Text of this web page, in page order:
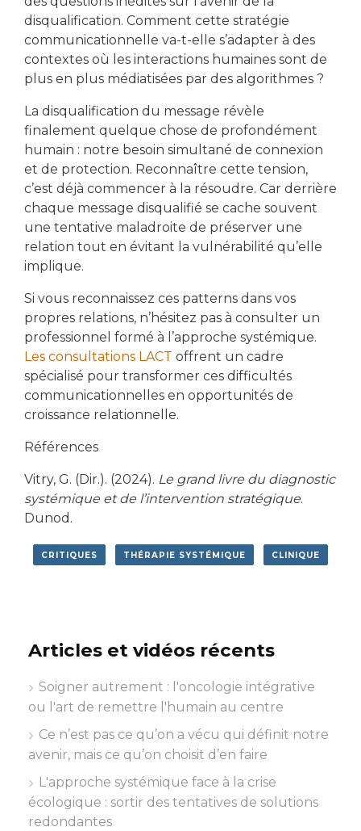
Articles et vidéos récents
Soigner autrement : l'oncologie intégrative
ou l'art de remettre l'humain au centre
Ce n’est pas ce qu’on a vécu qui définit notre
avenir, mais ce qu’on choisit d’en faire
L'approche systémique face à la crise
écologique : sortir des tentatives de solutions
redondantes
disqualification. Comment cette stratégie
communicationnelle va-t-elle s’adapter à des
contextes où les interactions humaines sont de
plus en plus médiatisées par des algorithmes ?
La disqualification du message révèle
finalement quelque chose de profondément
humain : notre besoin simultané de connexion
et de protection. Reconnaître cette tension,
c’est déjà commencer à la résoudre. Car derrière
chaque message disqualifié se cache souvent
une tentative maladroite de préserver une
relation tout en évitant la vulnérabilité qu’elle
implique.
Si vous reconnaissez ces patterns dans vos
propres relations, n’hésitez pas à consulter un
professionnel formé à l’approche systémique.
Les consultations LACT offrent un cadre
spécialisé pour transformer ces difficultés
communicationnelles en opportunités de
croissance relationnelle.
Références
Vitry, G. (Dir.). (2024). Le grand livre du diagnostic
systémique et de l’intervention stratégique.
Dunod.
CRITIQUES THÉRAPIE SYSTÉMIQUE CLINIQUE